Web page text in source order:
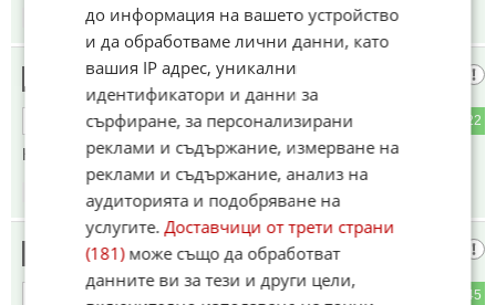
08.06.2026
до Мисирките
22
ОТГОВОР
Неграмотници - Челопеч и Челопечене са различни неща.
Сега е момента да се подпукат
45
до информация на вашето устройство
и да обработваме лични данни, като
вашия IP адрес, уникални
идентификатори и данни за
сърфиране, за персонализирани
реклами и съдържание, измерване на
реклами и съдържание, анализ на
аудиторията и подобряване на
услугите.Доставчици от трети страни
(181)може също да обработват
данните ви за тези и други цели,